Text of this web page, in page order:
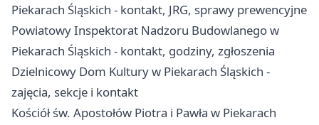
Piekarach Śląskich - kontakt, JRG, sprawy prewencyjne
Powiatowy Inspektorat Nadzoru Budowlanego w
Piekarach Śląskich - kontakt, godziny, zgłoszenia
Dzielnicowy Dom Kultury w Piekarach Śląskich -
zajęcia, sekcje i kontakt
Kościół św. Apostołów Piotra i Pawła w Piekarach